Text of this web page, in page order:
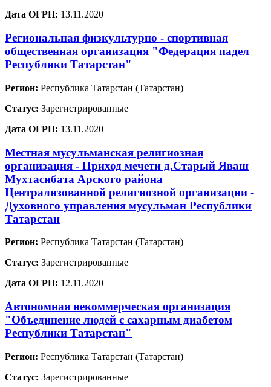
Дата ОГРН: 13.11.2020
Региональная физкультурно - спортивная
общественная организация "Федерация падел
Республики Татарстан"
Регион: Республика Татарстан (Татарстан)
Статус: Зарегистрированные
Дата ОГРН: 13.11.2020
Местная мусульманская религиозная
организация - Приход мечети д.Старый Яваш
Мухтасибата Арского района
Централизованной религиозной организации -
Духовного управления мусульман Республики
Татарстан
Регион: Республика Татарстан (Татарстан)
Статус: Зарегистрированные
Дата ОГРН: 12.11.2020
Автономная некоммерческая организация
"Объединение людей с сахарным диабетом
Республики Татарстан"
Регион: Республика Татарстан (Татарстан)
Статус: Зарегистрированные